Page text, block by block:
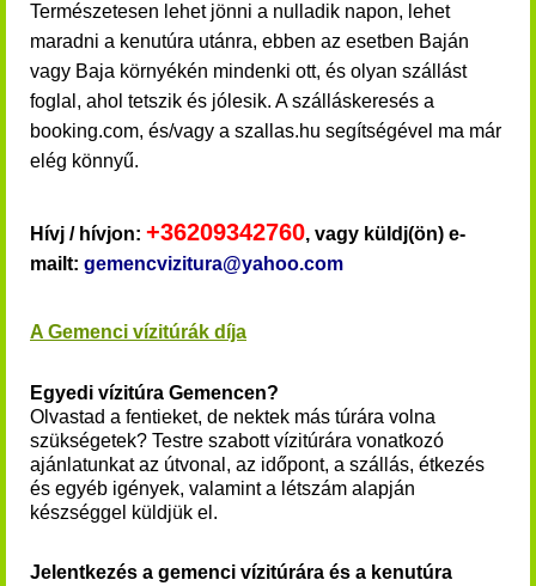
Természetesen lehet jönni a nulladik napon, lehet
maradni a kenutúra utánra, ebben az esetben Baján
vagy Baja környékén mindenki ott, és olyan szállást
foglal, ahol tetszik és jólesik. A szálláskeresés a
booking.com, és/vagy a szallas.hu segítségével ma már
elég könnyű.
Hívj / hívjon: +36209342760, vagy küldj(ön) e-
mailt: gemencvizitura@yahoo.com
A Gemenci vízitúrák díja
Egyedi vízitúra Gemencen?
Olvastad a fentieket, de nektek más túrára volna
szükségetek? Testre szabott vízitúrára vonatkozó
ajánlatunkat az útvonal, az időpont, a szállás, étkezés
és egyéb igények, valamint a létszám alapján
készséggel küldjük el.
Jelentkezés a gemenci vízitúrára és a kenutúra